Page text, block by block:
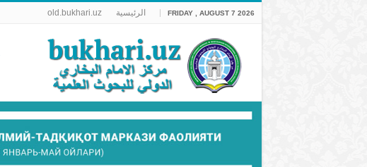
FRIDAY , AUGUST 7 2026 الرئيسية old.bukhari.uz